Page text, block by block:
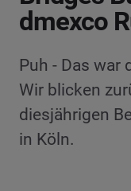
dmexco
Puh - Das war
Wir blicken
diesjährigen
in Köln.